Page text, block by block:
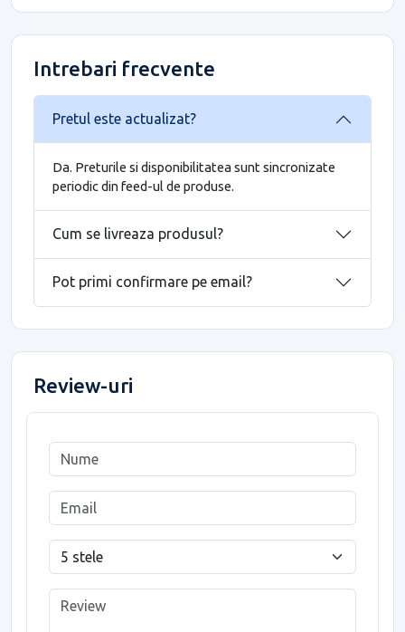
Intrebari frecvente
Pretul este actualizat?
Da. Preturile si disponibilitatea sunt sincronizate
periodic din feed-ul de produse.
Cum se livreaza produsul?
Pot primi confirmare pe email?
Review-uri